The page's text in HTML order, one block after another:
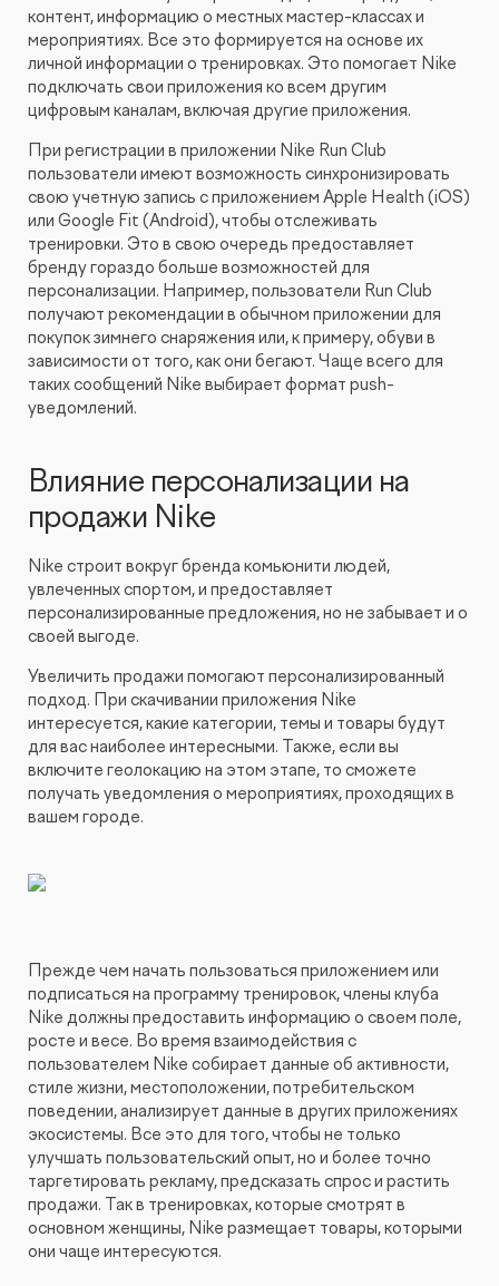
контент, информацию о местных мастер-классах и
мероприятиях. Все это формируется на основе их
личной информации о тренировках. Это помогает Nike
подключать свои приложения ко всем другим
цифровым каналам, включая другие приложения.
При регистрации в приложении Nike Run Club
пользователи имеют возможность синхронизировать
свою учетную запись с приложением Apple Health (iOS)
или Google Fit (Android), чтобы отслеживать
тренировки. Это в свою очередь предоставляет
бренду гораздо больше возможностей для
персонализации. Например, пользователи Run Club
получают рекомендации в обычном приложении для
покупок зимнего снаряжения или, к примеру, обуви в
зависимости от того, как они бегают. Чаще всего для
таких сообщений Nike выбирает формат push-
уведомлений.
Влияние персонализации на
продажи Nike
Nike строит вокруг бренда комьюнити людей,
увлеченных спортом, и предоставляет
персонализированные предложения, но не забывает и о
своей выгоде.
Увеличить продажи помогают персонализированный
подход. При скачивании приложения Nike
интересуется, какие категории, темы и товары будут
для вас наиболее интересными. Также, если вы
включите геолокацию на этом этапе, то сможете
получать уведомления о мероприятиях, проходящих в
вашем городе.
Прежде чем начать пользоваться приложением или
подписаться на программу тренировок, члены клуба
Nike должны предоставить информацию о своем поле,
росте и весе. Во время взаимодействия с
пользователем Nike собирает данные об активности,
стиле жизни, местоположении, потребительском
поведении, анализирует данные в других приложениях
экосистемы. Все это для того, чтобы не только
улучшать пользовательский опыт, но и более точно
таргетировать рекламу, предсказать спрос и растить
продажи. Так в тренировках, которые смотрят в
основном женщины, Nike размещает товары, которыми
они чаще интересуются.